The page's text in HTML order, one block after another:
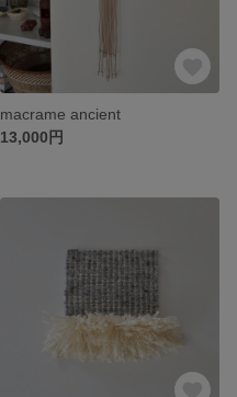
macrame ancient
13,000円